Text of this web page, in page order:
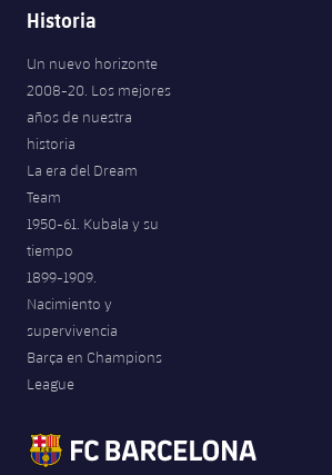
Clasificaciones
Resultados
Clasificaciones
Hockey Hierba Masculino
Hockey Hierba Femenino
plusicon
más
Actualidad
Plantilla
Agenda
Escuela de Patinaje
Rugby
Actualidad
Jugadores
Resultados
Fotos
Voleibol
Voleibol masculino
Voleibol femenino
Apúntate a las amateurs
Carnet de las Secciones Amateurs
PLUSICON
MÁS
League of Legends
Historia
Un nuevo horizonte
2008-20. Los mejores
años de nuestra
historia
La era del Dream
Team
1950-61. Kubala y su
tiempo
1899-1909.
Nacimiento y
supervivencia
Barça en Champions
League